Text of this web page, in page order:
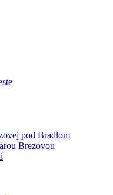
pod Bradlom
Brezovou